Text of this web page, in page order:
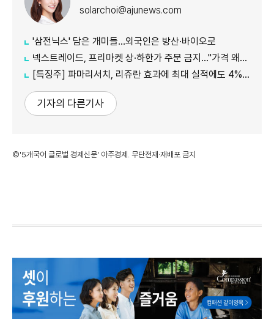
solarchoi@ajunews.com
'삼전닉스' 담은 개미들…외국인은 방산·바이오로
넥스트레이드, 프리마켓 상·하한가 주문 금지…"가격 왜곡 방지"
[특징주] 파마리서치, 리쥬란 효과에 최대 실적에도 4%대 약세
기자의 다른기사
©'5개국어 글로벌 경제신문' 아주경제. 무단전재·재배포 금지